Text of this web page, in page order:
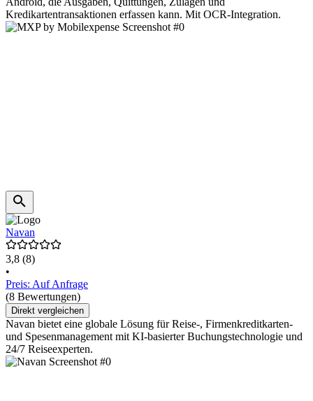
Kredikartentransaktionen erfassen kann. Mit OCR-Integration.
Navan
3,8 (8)
•
Preis: Auf Anfrage
(8 Bewertungen)
Direkt vergleichen
Navan bietet eine globale Lösung für Reise-, Firmenkreditkarten-
und Spesenmanagement mit KI-basierter Buchungstechnologie und
24/7 Reiseexperten.